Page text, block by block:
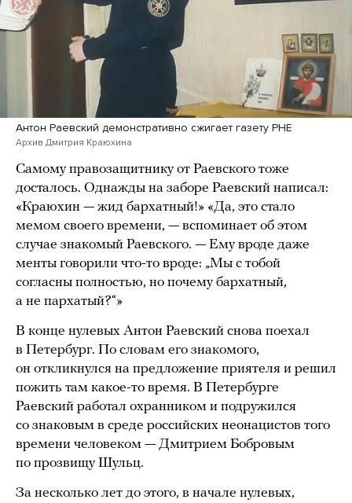
Антон Раевский демонстративно сжигает газету РНЕ
Архив Дмитрия Краюхина
Самому правозащитнику от Раевского тоже
досталось. Однажды на заборе Раевский написал:
«Краюхин — жид бархатный!» «Да, это стало
мемом своего времени, — вспоминает об этом
случае знакомый Раевского. — Ему вроде даже
менты говорили что-то вроде: „Мы с тобой
согласны полностью, но почему бархатный,
а не пархатый?“»
В конце нулевых Антон Раевский снова поехал
в Петербург. По словам его знакомого,
он откликнулся на предложение приятеля и решил
пожить там какое-то время. В Петербурге
Раевский работал охранником и подружился
со знаковым в среде российских неонацистов того
времени человеком — Дмитрием Бобровым
по прозвищу Шульц.
За несколько лет до этого, в начале нулевых,